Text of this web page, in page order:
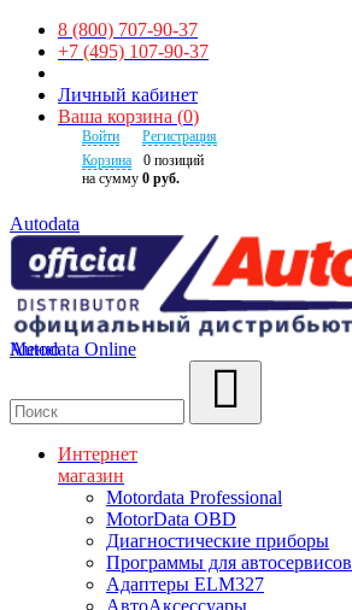
8 (800) 707-90-37
+7 (495) 107-90-37
Личный кабинет
Ваша корзина (0)
Войти
Регистрация
Корзина
0 позиций
на сумму 0 руб.
Autodata
Autodata Online
Меню
Интернет
магазин
Motordata Professional
MotorData OBD
Диагностические приборы
Программы для автосервисов
Адаптеры ELM327